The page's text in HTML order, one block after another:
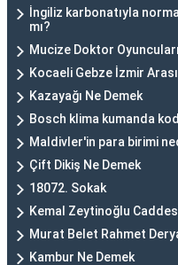
İngiliz karbonatıyla
mı?
Mucize Doktor
Kocaeli Gebze İzmir
Kazayağı Ne Demek
Bosch klima kumanda
Maldivler'in para birimi
Çift Dikiş Ne Demek
18072. Sokak
Kemal Zeytinoğlu
Murat Belet Rahmet
Kambur Ne Demek